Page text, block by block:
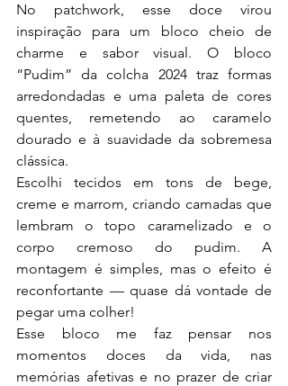
No patchwork, esse doce virou
inspiração para um bloco cheio de
charme e sabor visual. O bloco
“Pudim” da colcha 2024 traz formas
arredondadas e uma paleta de cores
quentes, remetendo ao caramelo
dourado e à suavidade da sobremesa
clássica.
Escolhi tecidos em tons de bege,
creme e marrom, criando camadas que
lembram o topo caramelizado e o
corpo cremoso do pudim. A
montagem é simples, mas o efeito é
reconfortante — quase dá vontade de
pegar uma colher!
Esse bloco me faz pensar nos
momentos doces da vida, nas
memórias afetivas e no prazer de criar